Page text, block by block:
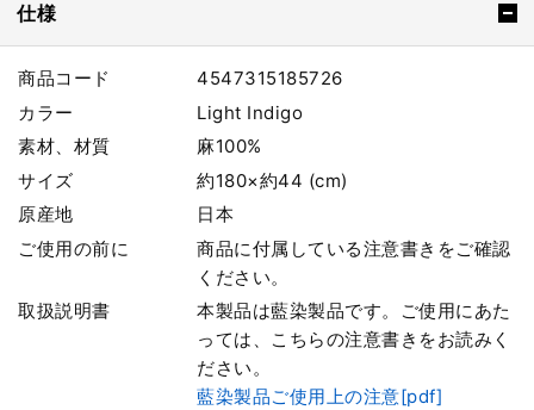
仕様
商品コード
4547315185726
カラー
Light Indigo
素材、材質
麻100%
サイズ
約180×約44 (cm)
原産地
日本
ご使用の前に
商品に付属している注意書きをご確認
ください。
取扱説明書
本製品は藍染製品です。ご使用にあた
っては、こちらの注意書きをお読みく
ださい。
藍染製品ご使用上の注意[pdf]